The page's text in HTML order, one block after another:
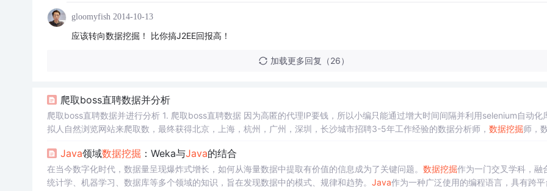
gloomyfish 2014-10-13
应该转向数据挖掘！ 比你搞J2EE回报高！
加载更多回复（26）
爬取boss直聘数据并分析
爬取boss直聘数据并进行分析 1. 爬取boss直聘数据 因为高匿的代理IP要钱，所以小编只能通过增大时间间隔并利用selenium自动化
拟人自然浏览网站来爬取数，最终获得北京，上海，杭州，广州，深圳，长沙城市招聘3-5年工作经验的数据分析师， 数据挖掘师，
Java领域数据挖掘 ：Weka与Java的结合
在当今数字化时代，数据量呈现爆炸式增长，如何从海量数据中提取有价值的信息成为了关键问题。 数据挖掘作为一门交叉学科，融
统计学、机器学习、数据库等多个领域的知识，旨在发现数据中的模式、规律和趋势。 Java作为一种广泛使用的编程语言，具有跨平